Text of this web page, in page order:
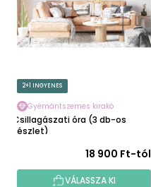
N
Z
S
K
K
S
T
Á
A
2+1 INGYENES
Gyémántszemes kirakó
Csillagászati óra (3 db-os
készlet)
18 900 Ft-tól
VÁLASSZA KI